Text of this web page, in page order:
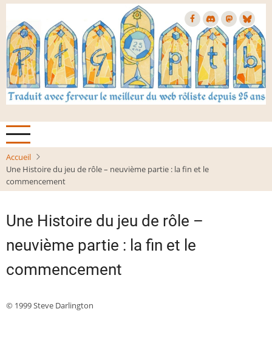
Aller
contenu
principal
Accueil
Une Histoire du jeu de rôle – neuvième partie : la fin et le
commencement
Une Histoire du jeu de rôle –
neuvième partie : la fin et le
commencement
© 1999 Steve Darlington